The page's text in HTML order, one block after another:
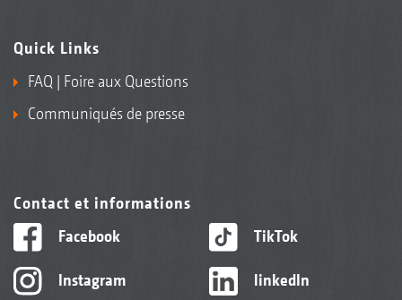
Quick Links
FAQ | Foire aux Questions
Communiqués de presse
Contact et informations
Facebook
Instagram
TikTok
linkedIn